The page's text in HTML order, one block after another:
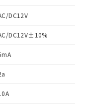
DC12V
DC12V±10%
物質）の
能な商品で
質）の非含
定のある